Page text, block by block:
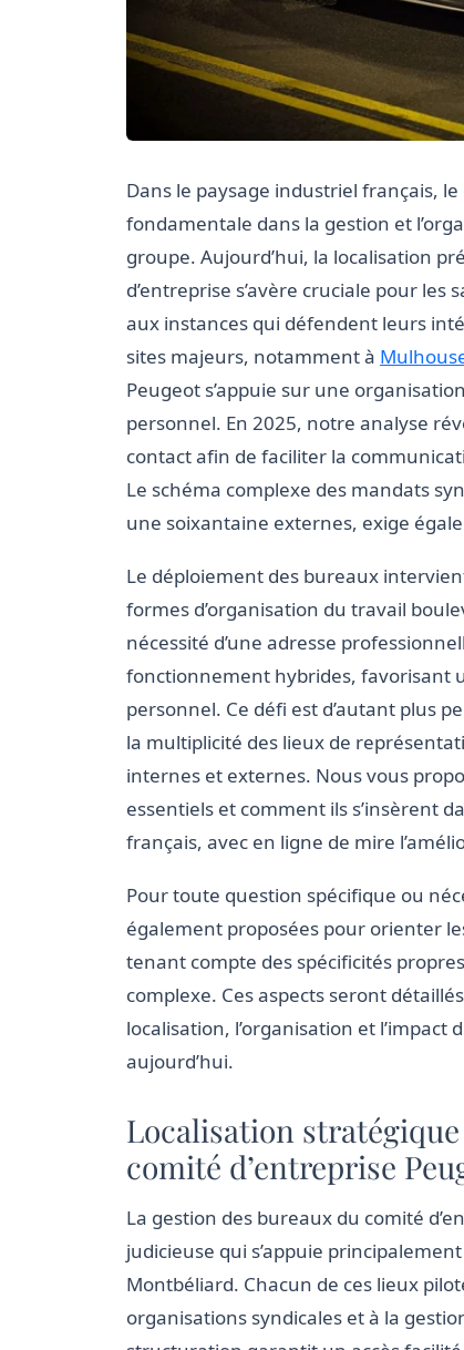
Dans le paysage industriel français,
fondamentale dans la gestion et
groupe. Aujourd’hui, la localisation
d’entreprise s’avère cruciale pour les
aux instances qui défendent leurs
sites majeurs, notamment à
Peugeot s’appuie sur une
personnel. En 2025, notre analyse
contact afin de faciliter la
Le schéma complexe des mandats
une soixantaine externes, exige
Le déploiement des bureaux
formes d’organisation du travail
nécessité d’une adresse
fonctionnement hybrides, favorisant
personnel. Ce défi est d’autant plus
la multiplicité des lieux de
internes et externes. Nous vous
essentiels et comment ils s’insèrent
français, avec en ligne de mire
Pour toute question spécifique ou
également proposées pour orienter
tenant compte des spécificités
complexe. Ces aspects seront
localisation, l’organisation et
aujourd’hui.
Localisation
comité d’entreprise
La gestion des bureaux du comité
judicieuse qui s’appuie
Montbéliard. Chacun de ces lieux
organisations syndicales et à la